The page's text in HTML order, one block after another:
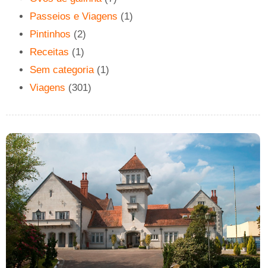
Passeios e Viagens (1)
Pintinhos (2)
Receitas (1)
Sem categoria (1)
Viagens (301)